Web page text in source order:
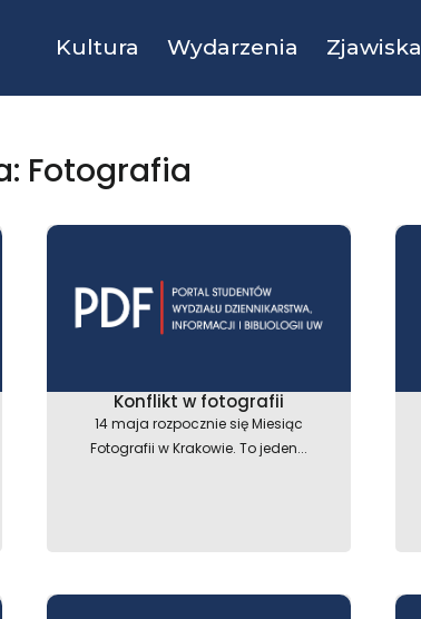
Kultura Wydarzenia Zjawiska
Fotografia
Konflikt w fotografii
14 maja rozpocznie się Miesiąc
Fotografii w Krakowie. To jeden...
StronaStrona